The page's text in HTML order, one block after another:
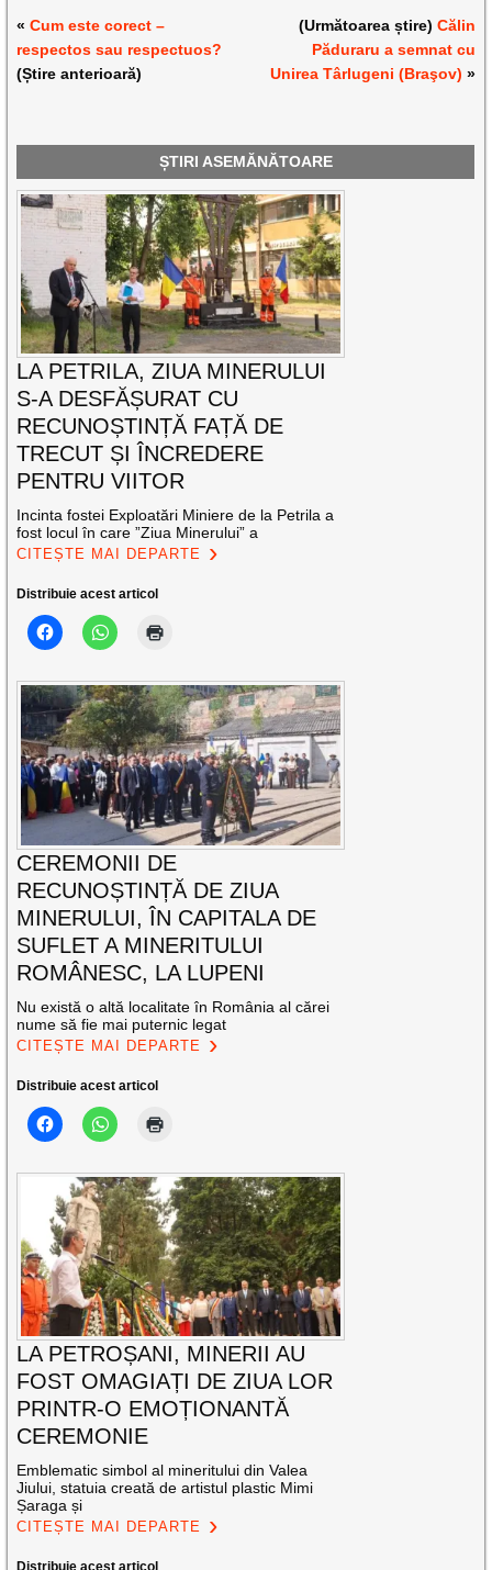
«Cum este corect –
respectos sau respectuos?
(Știre anterioară)
(Următoarea știre) Călin
Păduraru a semnat cu
Unirea Târlugeni (Braşov) »
ȘTIRI ASEMĂNĂTOARE
LA PETRILA, ZIUA MINERULUI
S-A DESFĂȘURAT CU
RECUNOȘTINȚĂ FAȚĂ DE
TRECUT ȘI ÎNCREDERE
PENTRU VIITOR
Incinta fostei Exploatări Miniere de la Petrila a
fost locul în care ”Ziua Minerului” a
CITEȘTE MAI DEPARTE
Distribuie acest articol
CEREMONII DE
RECUNOȘTINȚĂ DE ZIUA
MINERULUI, ÎN CAPITALA DE
SUFLET A MINERITULUI
ROMÂNESC, LA LUPENI
Nu există o altă localitate în România al cărei
nume să fie mai puternic legat
CITEȘTE MAI DEPARTE
Distribuie acest articol
LA PETROȘANI, MINERII AU
FOST OMAGIAȚI DE ZIUA LOR
PRINTR-O EMOȚIONANTĂ
CEREMONIE
Emblematic simbol al mineritului din Valea
Jiului, statuia creată de artistul plastic Mimi
Șaraga și
CITEȘTE MAI DEPARTE